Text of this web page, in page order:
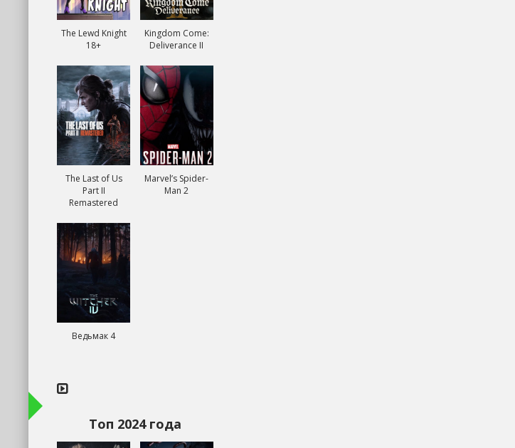
The Lewd Knight
18+
Kingdom Come:
Deliverance II
The Last of Us
Part II
Remastered
Marvel’s Spider-
Man 2
Ведьмак 4
Топ 2024 года